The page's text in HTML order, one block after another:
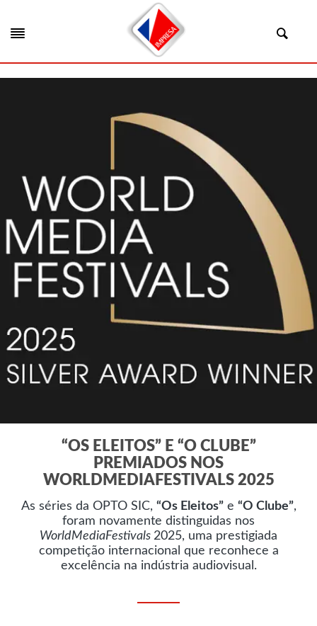
“OS ELEITOS” E “O CLUBE”
PREMIADOS NOS
WORLDMEDIAFESTIVALS 2025
As séries da OPTO SIC, “Os Eleitos”e “O Clube”,
foram novamente distinguidas nos
WorldMediaFestivals 2025, uma prestigiada
competição internacional que reconhece a
excelência na indústria audiovisual.